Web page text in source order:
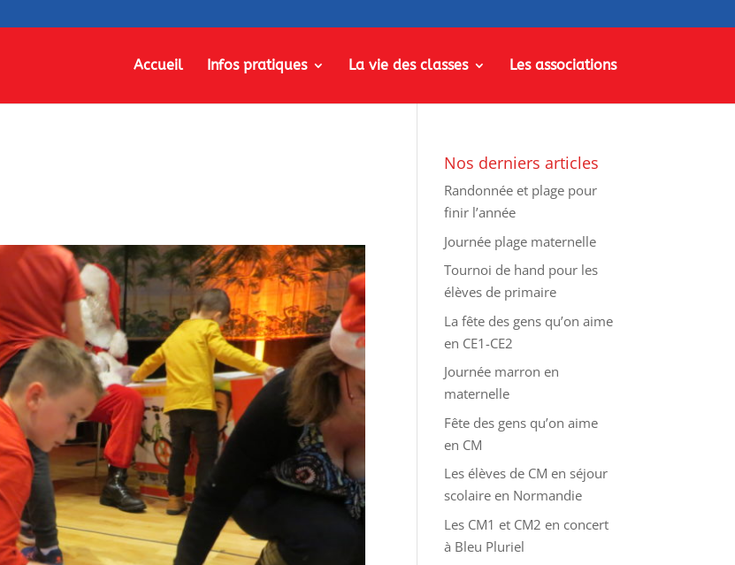
Accueil Infos pratiques La vie des classes Les associations
Nos derniers articles
Randonnée et plage pour
finir l’année
Journée plage maternelle
Tournoi de hand pour les
élèves de primaire
La fête des gens qu’on aime
en CE1-CE2
Journée marron en
maternelle
Fête des gens qu’on aime
en CM
Les élèves de CM en séjour
scolaire en Normandie
Les CM1 et CM2 en concert
à Bleu Pluriel